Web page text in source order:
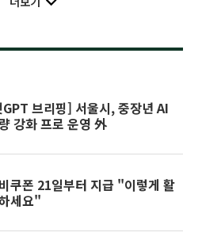
브리핑] 서울시, 중장년 AI
강화 프로 운영 外
쿠폰 21일부터 지급 "이렇게 활
세요"